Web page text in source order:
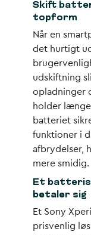
Skift
topform
Når en
det hurtigt
udskiftning
opladninger
holder
batteriet
funktioner i
afbrydelser,
mere smidig.
Et
betaler sig
Et Sony
prisvenlig